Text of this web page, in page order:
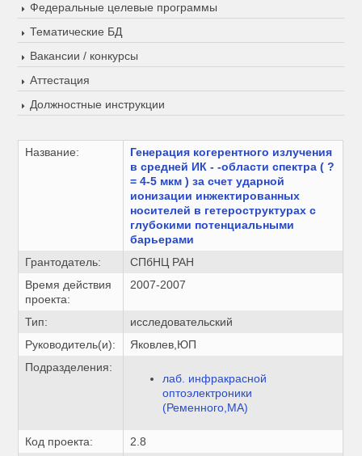
Федеральные целевые программы
Тематические БД
Вакансии / конкурсы
Аттестация
Должностные инструкции
Название:
Генерация когерентного излучения
в средней ИК - -области спектра ( ?
= 4-5 мкм ) за счет ударной
ионизации инжектированных
носителей в гетероструктурах с
глубокими потенциальными
барьерами
Грантодатель:
СПбНЦ РАН
Время действия
проекта:
2007-2007
Тип:
исследовательский
Руководитель(и):
Яковлев,ЮП
Подразделения:
лаб. инфракрасной
оптоэлектроники
(Ременного,МА)
Код проекта: 2.8